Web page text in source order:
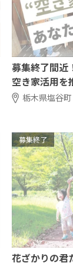
募集終了間近
空き家活用を
栃木県塩谷町
募集終了
花ざかりの